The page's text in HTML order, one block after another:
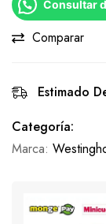
Consultar
Comparar
Estimado
Categoría:
Marca: